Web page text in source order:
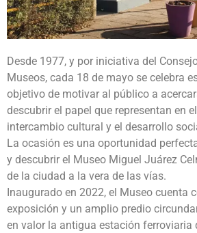
Desde 1977, y por iniciativa del
Museos, cada 18 de mayo se celebra
objetivo de motivar al público a
descubrir el papel que representan en
intercambio cultural y el desarrollo
La ocasión es una oportunidad
y descubrir el Museo Miguel Juárez
de la ciudad a la vera de las vías.
Inaugurado en 2022, el Museo cuenta
exposición y un amplio predio
en valor la antigua estación ferroviaria